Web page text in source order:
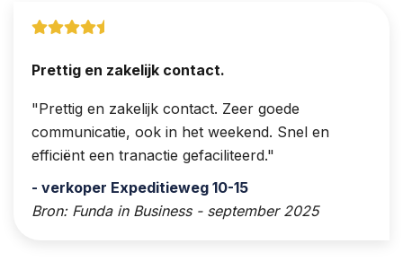
Prettig en zakelijk contact.
Prettig en zakelijk contact. Zeer goede
communicatie, ook in het weekend. Snel en
efficiënt een tranactie gefaciliteerd.
- verkoper Expeditieweg 10-15
Bron: Funda in Business - september 2025